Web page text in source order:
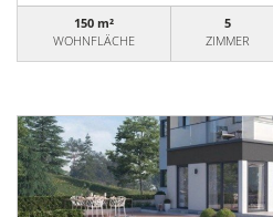
150 m²
WOHNFLÄCHE
5
ZIMMER